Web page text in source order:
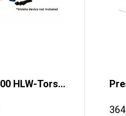
Prestan 2000 HLW-Torso mit Auswertungs-App, 4-Pack